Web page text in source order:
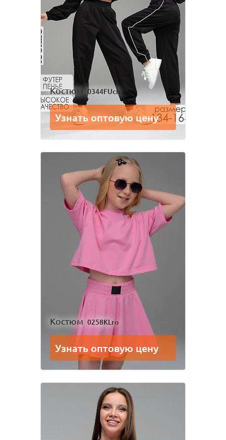
Одежда для взрослых
Брюки
Джемпер Костюм
Лонгслив Толстовка
Футболка Шорты
Костюм 0344FUch
Узнать оптовую цену
Костюм 0258KLro
Узнать оптовую цену